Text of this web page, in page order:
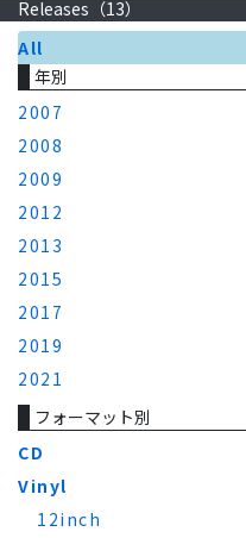
Releases（13）
All
年別
2007
2008
2009
2012
2013
2015
2017
2019
2021
フォーマット別
CD
Vinyl
12inch